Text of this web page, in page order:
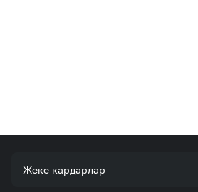
Жеке кардарлар